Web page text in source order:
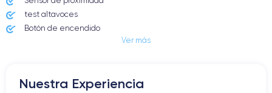
test altavoces
Botón de encendido
Altavoz
Ver más
Nuestra Experiencia